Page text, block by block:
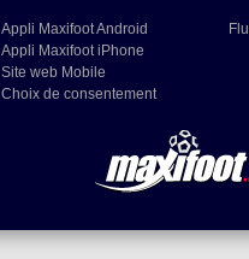
Appli Maxifoot Android
Appli Maxifoot iPhone
Site web Mobile
Choix de consentement